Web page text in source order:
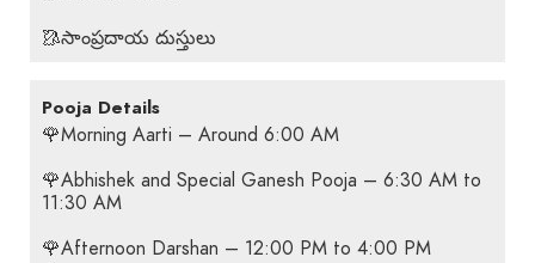
🥻సాంప్రదాయ దుస్తులు
Pooja Details
🌹Morning Aarti – Around 6:00 AM
🌹Abhishek and Special Ganesh Pooja – 6:30 AM to
11:30 AM
🌹Afternoon Darshan – 12:00 PM to 4:00 PM